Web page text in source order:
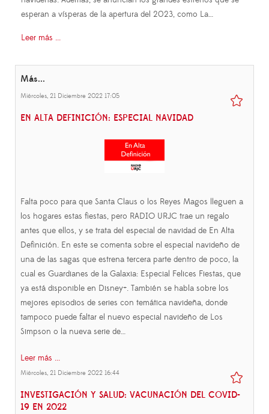
esperan a vísperas de la apertura del 2023, como La…
Leer más ...
Más...
Miércoles, 21 Diciembre 2022 17:05
EN ALTA DEFINICIÓN: ESPECIAL NAVIDAD
Falta poco para que Santa Claus o los Reyes Magos lleguen a
los hogares estas fiestas, pero RADIO URJC trae un regalo
antes que ellos, y se trata del especial de navidad de En Alta
Definición. En este se comenta sobre el especial navideño de
una de las sagas que estrena tercera parte dentro de poco, la
cual es Guardianes de la Galaxia: Especial Felices Fiestas, que
ya está disponible en Disney+. También se habla sobre los
mejores episodios de series con temática navideña, donde
tampoco puede faltar el nuevo especial navideño de Los
Simpson o la nueva serie de…
Leer más ...
Miércoles, 21 Diciembre 2022 16:44
INVESTIGACIÓN Y SALUD: VACUNACIÓN DEL COVID-
19 EN 2022